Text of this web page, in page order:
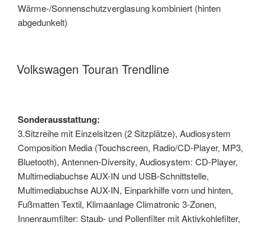
Wärme-/Sonnenschutzverglasung kombiniert (hinten
abgedunkelt)
Volkswagen Touran Trendline
Sonderausstattung:
3.Sitzreihe mit Einzelsitzen (2 Sitzplätze), Audiosystem
Composition Media (Touchscreen, Radio/CD-Player, MP3,
Bluetooth), Antennen-Diversity, Audiosystem: CD-Player,
Multimediabuchse AUX-IN und USB-Schnittstelle,
Multimediabuchse AUX-IN, Einparkhilfe vorn und hinten,
Fußmatten Textil, Klimaanlage Climatronic 3-Zonen,
Innenraumfilter: Staub- und Pollenfilter mit Aktivkohlefilter,